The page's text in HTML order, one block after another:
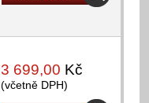
3 699,00 Kč
(včetně DPH)